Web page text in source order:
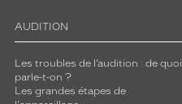
AUDITION
Les troubles de l’audition : de quoi
parle-t-on ?
Les grandes étapes de